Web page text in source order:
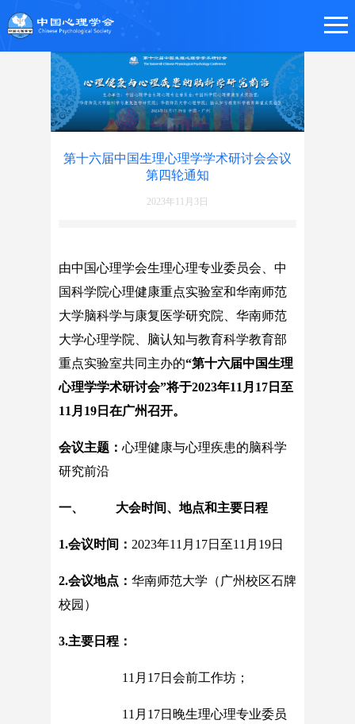
第十六届中国生理心理学学术研讨会会议
第四轮通知
2023年11月3日
由中国心理学会生理心理专业委员会、中
国科学院心理健康重点实验室和华南师范
大学脑科学与康复医学研究院、华南师范
大学心理学院、脑认知与教育科学教育部
重点实验室共同主办的“第十六届中国生理
心理学学术研讨会”将于2023年11月 17 日至
11月 19 日在广州召开。
会议主题： 心理健康与心理疾患的脑科学
研究前沿
一、 大会时间、地点和主要日程
1.会议时间： 2023年11月17日至11月19日
2.会议地点： 华南师范大学（广州校区石牌
校园）
3.主要日程：
11月17日会前工作坊；
11月17日晚生理心理专业委员